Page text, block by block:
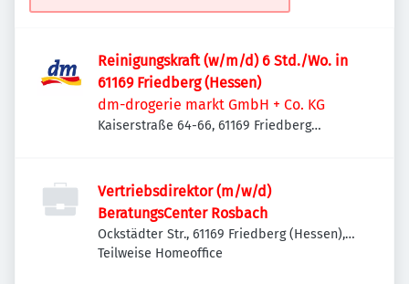
Reinigungskraft (w/m/d) 6 Std./Wo. in
61169 Friedberg (Hessen)
dm-drogerie markt GmbH + Co. KG
Kaiserstraße 64-66, 61169 Friedberg
Vertriebsdirektor (m/w/d)
BeratungsCenter Rosbach
Ockstädter Str., 61169 Friedberg (Hessen),
Deutschland
Teilweise Homeoffice